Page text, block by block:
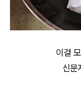
이걸
신문